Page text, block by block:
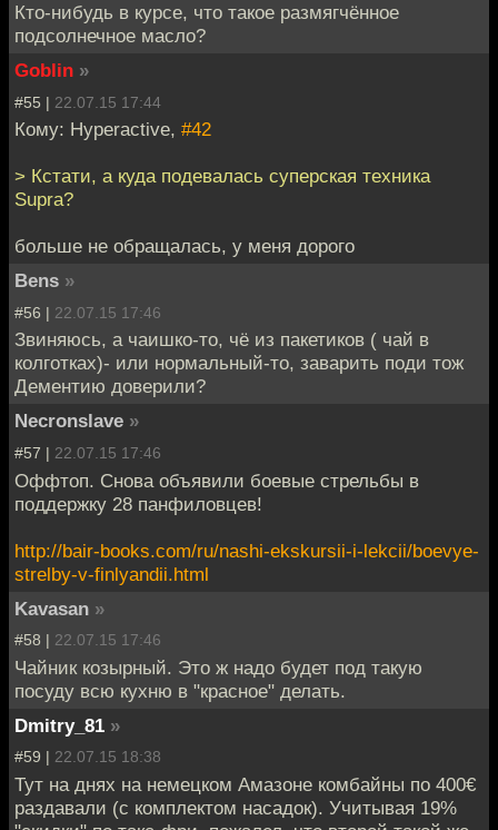
Кто-нибудь в курсе, что такое размягчённое
подсолнечное масло?
Goblin »
#55 | 22.07.15 17:44
Кому: Hyperactive, #42
> Кстати, а куда подевалась суперская техника
Supra?
больше не обращалась, у меня дорого
Bens »
#56 | 22.07.15 17:46
Звиняюсь, а чаишко-то, чё из пакетиков ( чай в
колготках)- или нормальный-то, заварить поди тож
Дементию доверили?
Necronslave »
#57 | 22.07.15 17:46
Оффтоп. Снова объявили боевые стрельбы в
поддержку 28 панфиловцев!
http://bair-books.com/ru/nashi-ekskursii-i-lekcii/boevye-
strelby-v-finlyandii.html
Kavasan »
#58 | 22.07.15 17:46
Чайник козырный. Это ж надо будет под такую
посуду всю кухню в "красное" делать.
Dmitry_81 »
#59 | 22.07.15 18:38
Тут на днях на немецком Амазоне комбайны по 400€
раздавали (с комплектом насадок). Учитывая 19%